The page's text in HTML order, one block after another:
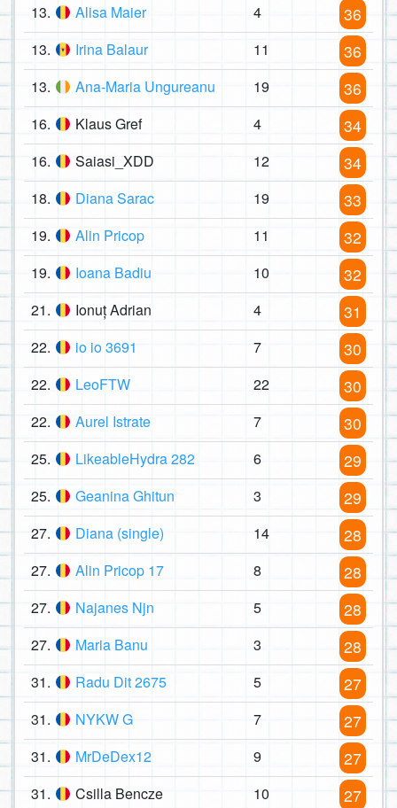
13. Alisa Maier 4 36
13. Irina Balaur 11 36
13. Ana-Maria Ungureanu 19 36
16. Klaus Gref 4 34
16. Saiasi_XDD 12 34
18. Diana Sarac 19 33
19. Alin Pricop 11 32
19. Ioana Badiu 10 32
21. Ionuț Adrian 4 31
22. io io 3691 7 30
22. LeoFTW 22 30
22. Aurel Istrate 7 30
25. LikeableHydra 282 6 29
25. Geanina Ghitun 3 29
27. Diana (single) 14 28
27. Alin Pricop 17 8 28
27. Najanes Njn 5 28
27. Maria Banu 3 28
31. Radu Dit 2675 5 27
31. NYKW G 7 27
31. MrDeDex12 9 27
31. Csilla Bencze 10 27